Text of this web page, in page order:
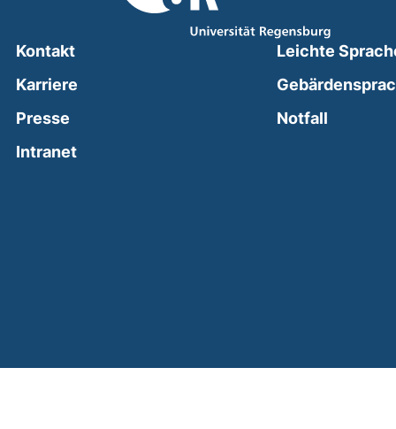
Kontakt
Karriere
Presse
Intranet(external link, opens in a new window)
Leichte
Notfall